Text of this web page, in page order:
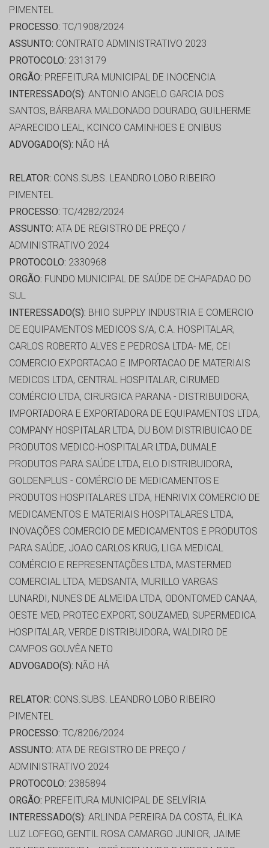
PIMENTEL
PROCESSO: TC/1908/2024
ASSUNTO: CONTRATO ADMINISTRATIVO 2023
PROTOCOLO: 2313179
ORGÃO: PREFEITURA MUNICIPAL DE INOCENCIA
INTERESSADO(S): ANTONIO ANGELO GARCIA DOS
SANTOS, BÁRBARA MALDONADO DOURADO, GUILHERME
APARECIDO LEAL, KCINCO CAMINHOES E ONIBUS
ADVOGADO(S): NÃO HÁ
RELATOR: CONS.SUBS. LEANDRO LOBO RIBEIRO
PIMENTEL
PROCESSO: TC/4282/2024
ASSUNTO: ATA DE REGISTRO DE PREÇO /
ADMINISTRATIVO 2024
PROTOCOLO: 2330968
ORGÃO: FUNDO MUNICIPAL DE SAÚDE DE CHAPADAO DO
SUL
INTERESSADO(S): BHIO SUPPLY INDUSTRIA E COMERCIO
DE EQUIPAMENTOS MEDICOS S/A, C.A. HOSPITALAR,
CARLOS ROBERTO ALVES E PEDROSA LTDA- ME, CEI
COMERCIO EXPORTACAO E IMPORTACAO DE MATERIAIS
MEDICOS LTDA, CENTRAL HOSPITALAR, CIRUMED
COMÉRCIO LTDA, CIRURGICA PARANA - DISTRIBUIDORA,
IMPORTADORA E EXPORTADORA DE EQUIPAMENTOS LTDA,
COMPANY HOSPITALAR LTDA, DU BOM DISTRIBUICAO DE
PRODUTOS MEDICO-HOSPITALAR LTDA, DUMALE
PRODUTOS PARA SAÚDE LTDA, ELO DISTRIBUIDORA,
GOLDENPLUS - COMÉRCIO DE MEDICAMENTOS E
PRODUTOS HOSPITALARES LTDA, HENRIVIX COMERCIO DE
MEDICAMENTOS E MATERIAIS HOSPITALARES LTDA,
INOVAÇÕES COMERCIO DE MEDICAMENTOS E PRODUTOS
PARA SAÚDE, JOAO CARLOS KRUG, LIGA MEDICAL
COMÉRCIO E REPRESENTAÇÕES LTDA, MASTERMED
COMERCIAL LTDA, MEDSANTA, MURILLO VARGAS
LUNARDI, NUNES DE ALMEIDA LTDA, ODONTOMED CANAA,
OESTE MED, PROTEC EXPORT, SOUZAMED, SUPERMEDICA
HOSPITALAR, VERDE DISTRIBUIDORA, WALDIRO DE
CAMPOS GOUVÊA NETO
ADVOGADO(S): NÃO HÁ
RELATOR: CONS.SUBS. LEANDRO LOBO RIBEIRO
PIMENTEL
PROCESSO: TC/8206/2024
ASSUNTO: ATA DE REGISTRO DE PREÇO /
ADMINISTRATIVO 2024
PROTOCOLO: 2385894
ORGÃO: PREFEITURA MUNICIPAL DE SELVÍRIA
INTERESSADO(S): ARLINDA PEREIRA DA COSTA, ÉLIKA
LUZ LOFEGO, GENTIL ROSA CAMARGO JUNIOR, JAIME